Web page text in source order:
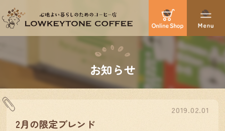
お知らせ
2019.02.01
2月の限定ブレンド